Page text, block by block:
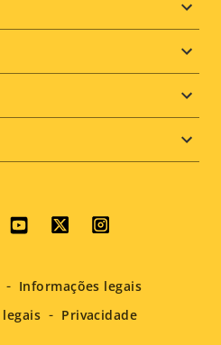
Informações legais
Privacidade